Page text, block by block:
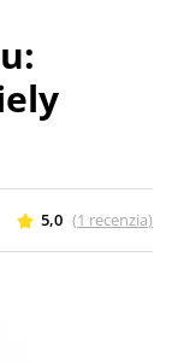
5,0 (1 recenzia)